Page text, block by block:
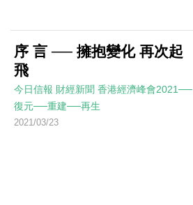
序 言 ── 擁抱變化 再次起
飛
今日信報 財經新聞 香港經濟峰會2021──
復元──重建──再生
2021/03/23